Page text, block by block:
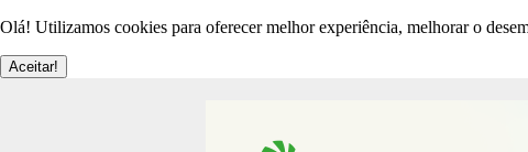
Olá! Utilizamos cookies para oferecer melhor experiência, melhorar o
Aceitar!